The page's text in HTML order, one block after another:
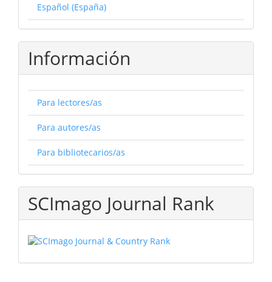
Español (España)
Información
Para lectores/as
Para autores/as
Para bibliotecarios/as
SCImago Journal Rank